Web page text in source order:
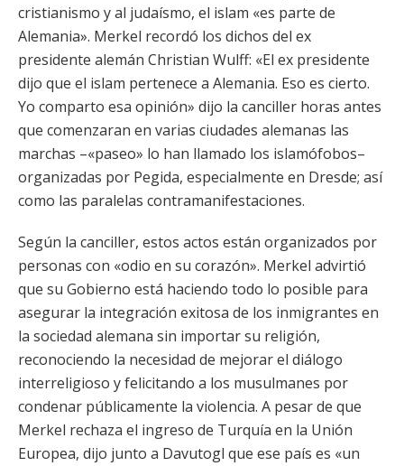
cristianismo y al judaísmo, el islam «es parte de
Alemania». Merkel recordó los dichos del ex
presidente alemán Christian Wulff: «El ex presidente
dijo que el islam pertenece a Alemania. Eso es cierto.
Yo comparto esa opinión» dijo la canciller horas antes
que comenzaran en varias ciudades alemanas las
marchas –«paseo» lo han llamado los islamófobos–
organizadas por Pegida, especialmente en Dresde; así
como las paralelas contramanifestaciones.
Según la canciller, estos actos están organizados por
personas con «odio en su corazón». Merkel advirtió
que su Gobierno está haciendo todo lo posible para
asegurar la integración exitosa de los inmigrantes en
la sociedad alemana sin importar su religión,
reconociendo la necesidad de mejorar el diálogo
interreligioso y felicitando a los musulmanes por
condenar públicamente la violencia. A pesar de que
Merkel rechaza el ingreso de Turquía en la Unión
Europea, dijo junto a Davutogl que ese país es «un